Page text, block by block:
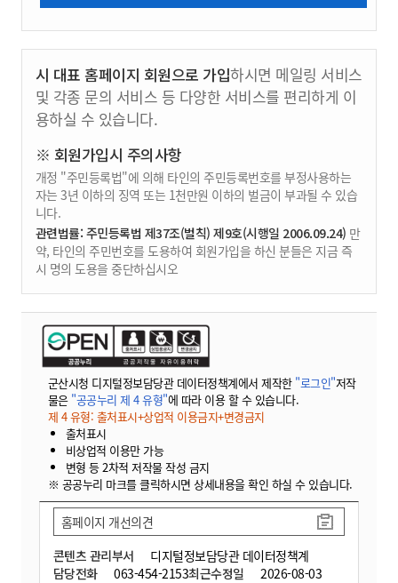
시 대표 홈페이지 회원으로 가입하시면 메일링 서비스
및 각종 문의 서비스 등 다양한 서비스를 편리하게 이
용하실 수 있습니다.
※ 회원가입시 주의사항
개정 "주민등록법"에 의해 타인의 주민등록번호를 부정사용하는
자는 3년 이하의 징역 또는 1천만원 이하의 벌금이 부과될 수 있습
니다.
관련법률: 주민등록법 제37조(벌칙) 제9호(시행일 2006.09.24) 만
약, 타인의 주민번호를 도용하여 회원가입을 하신 분들은 지금 즉
시 명의 도용을 중단하십시오
군산시청 디지털정보담당관 데이터정책계에서 제작한 "로그인"저작
물은 "공공누리 제 4 유형"에 따라 이용 할 수 있습니다.
제 4 유형: 출처표시+상업적 이용금지+변경금지
출처표시
비상업적 이용만 가능
변형 등 2차적 저작물 작성 금지
※ 공공누리 마크를 클릭하시면 상세내용을 확인 하실 수 있습니다.
콘텐츠 관리부서
디지털정보담당관 데이터정책계
담당전화
063-454-2153최근수정일 2026-08-03
홈페이지 개선의견